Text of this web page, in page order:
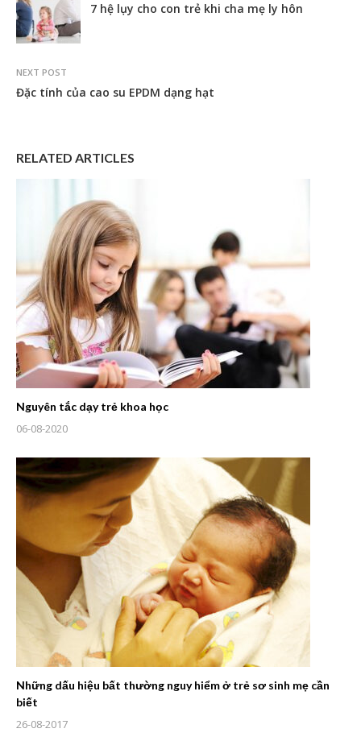
7 hệ lụy cho con trẻ khi cha mẹ ly hôn
NEXT POST
Đặc tính của cao su EPDM dạng hạt
RELATED ARTICLES
Nguyên tắc dạy trẻ khoa học
06-08-2020
Những dấu hiệu bất thường nguy hiểm ở trẻ sơ sinh mẹ cần
biết
26-08-2017